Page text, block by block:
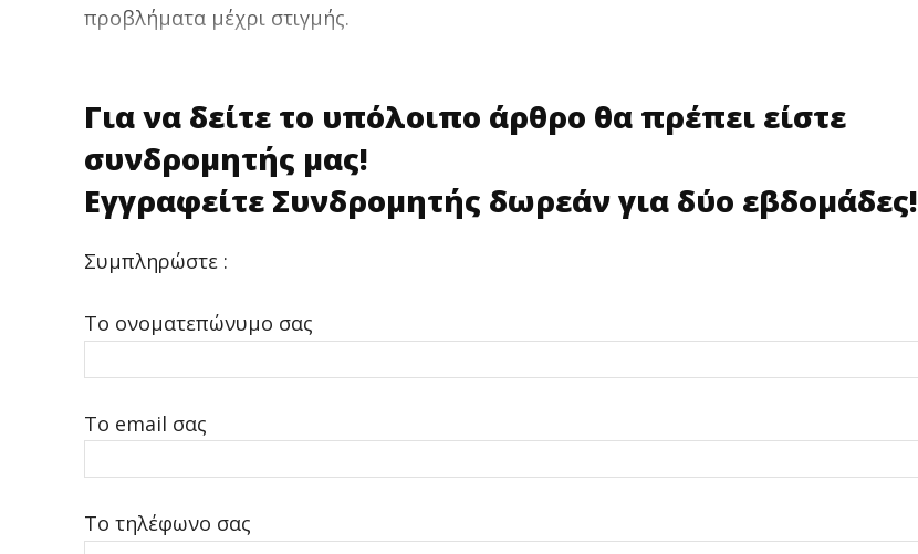
προβλήματα μέχρι στιγμής.
Για να δείτε το υπόλοιπο άρθρο θα πρέπει είστε
συνδρομητής μας!
Εγγραφείτε Συνδρομητής δωρεάν για δύο εβδομάδες!
Συμπληρώστε :
Το ονοματεπώνυμο σας
Το email σας
Το τηλέφωνο σας